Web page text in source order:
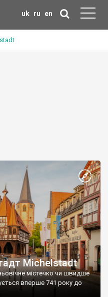
uk ru en
Michelstadt
містечко чи швидше
вперше 741 року до